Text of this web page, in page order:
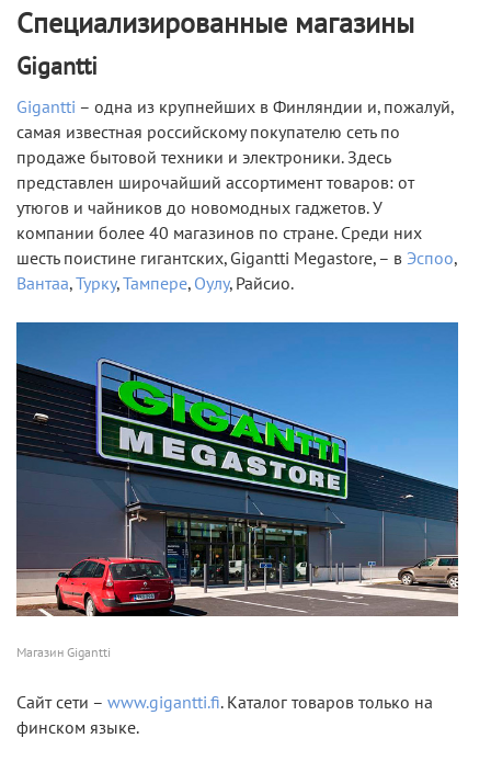
Специализированные магазины
Gigantti
Gigantti – одна из крупнейших в Финляндии и, пожалуй,
самая известная российскому покупателю сеть по
продаже бытовой техники и электроники. Здесь
представлен широчайший ассортимент товаров: от
утюгов и чайников до новомодных гаджетов. У
компании более 40 магазинов по стране. Среди них
шесть поистине гигантских, Gigantti Megastore, – в Эспоо,
Вантаа,Турку,Тампере, Оулу, Райсио.
Магазин Gigantti
Сайт сети – www.gigantti.fi. Каталог товаров только на
финском языке.